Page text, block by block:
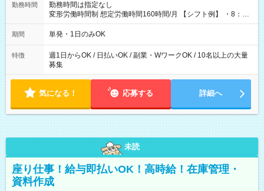
勤務時間
勤務時間は指定なし
変形労働時間制 想定労働時間160時間/月 【シフト例】 ・8：00
～21：00
期間 単発・1日のみOK
特徴
週1日からOK / 日払いOK / 副業・WワークOK / 10名以上の大量
募集
気になる！ 応募する 詳細へ
未読
座り仕事！給与即払いOK！高時給！在庫管理・
資料作成